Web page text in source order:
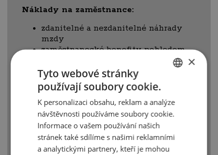
Náklady na zaměstnance:
zdanitelné a nezdanitelné náhrady
mzdy
zaměstnanecké benefity pohledem
benefity pohledem
zaměstnavatele
benefity pohledem zaměstnance
agenturní zaměstnávání – daňová
úskalí agenturního zaměstnávání
švarcsystém v aktuální judikatuře
ENGLISH
×
Tyto webové stránky
používají soubory cookie.
K personalizaci obsahu, reklam a analýze
návštěvnosti používáme soubory cookie.
Informace o vašem používání našich
stránek také sdílíme s našimi reklamními
a analytickými partnery, kteří je mohou